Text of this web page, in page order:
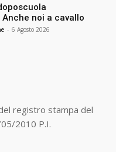
noi a cavallo
- 6 Agosto 2026
registro stampa del
2010 P.I.